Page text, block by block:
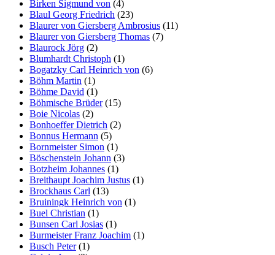
Birken Sigmund von (4)
Blaul Georg Friedrich (23)
Blaurer von Giersberg Ambrosius (11)
Blaurer von Giersberg Thomas (7)
Blaurock Jörg (2)
Blumhardt Christoph (1)
Bogatzky Carl Heinrich von (6)
Böhm Martin (1)
Böhme David (1)
Böhmische Brüder(15)
Boie Nicolas (2)
Bonhoeffer Dietrich (2)
Bonnus Hermann (5)
Bornmeister Simon (1)
Böschenstein Johann (3)
Botzheim Johannes (1)
Breithaupt Joachim Justus (1)
Brockhaus Carl (13)
Bruiningk Heinrich von (1)
Buel Christian (1)
Bunsen Carl Josias (1)
Burmeister Franz Joachim (1)
Busch Peter(1)